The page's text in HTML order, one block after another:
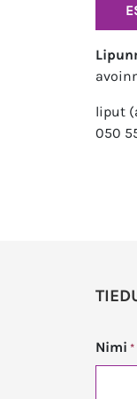
liput
050
Nimi *